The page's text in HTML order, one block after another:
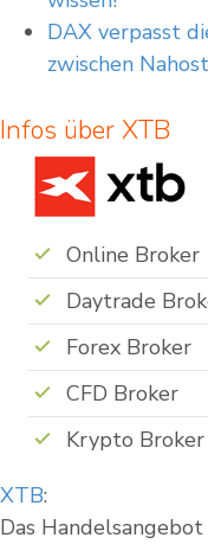
DAX verpasst
zwischen
Infos über XTB
Online Broker
Daytrade
Forex Broker
CFD Broker
Krypto Broker
XTB:
Das